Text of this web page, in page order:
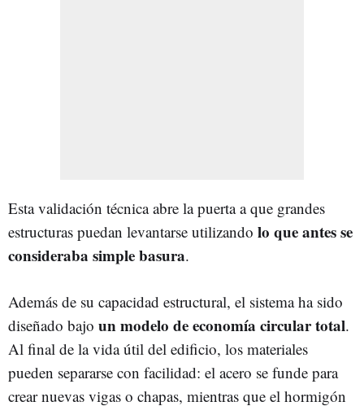
Esta validación técnica abre la puerta a que grandes
estructuras puedan levantarse utilizando lo que antes se
consideraba simple basura.
Además de su capacidad estructural, el sistema ha sido
diseñado bajo un modelo de economía circular total.
Al final de la vida útil del edificio, los materiales
pueden separarse con facilidad: el acero se funde para
crear nuevas vigas o chapas, mientras que el hormigón